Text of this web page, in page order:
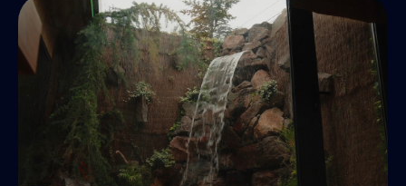
47.026806 28.744917